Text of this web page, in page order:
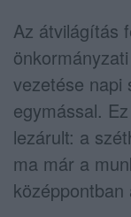
Az átvilágítás
vezetése napi
egymással.
lezárult: a
ma már a